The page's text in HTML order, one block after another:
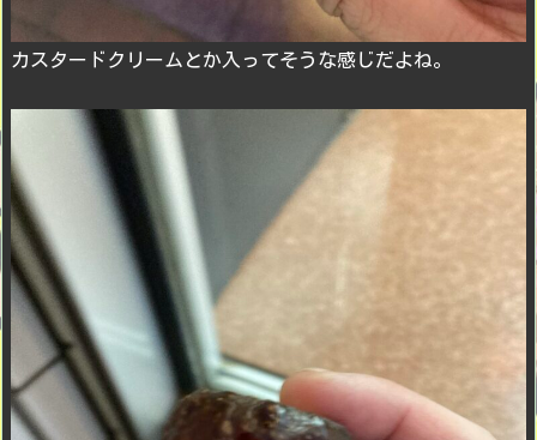
カスタードクリームとか入ってそうな感じだよね。